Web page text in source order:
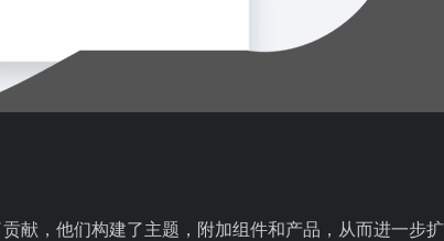
献，他们构建了主题，附加组件和产品，从而进一步扩